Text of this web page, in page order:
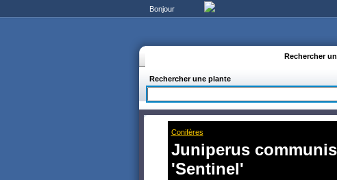
Bonjour
Rechercher
Rechercher une plante
Conifères
Juniperus communis
'Sentinel'